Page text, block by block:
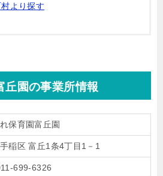
より探す
丘園の事業所情報
保育園富丘園
稲区 富丘1条4丁目1－1
699-6326